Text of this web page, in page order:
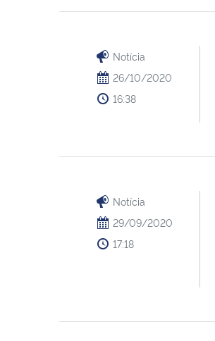
Notícia
26/10/2020
16:38
Notícia
29/09/2020
17:18